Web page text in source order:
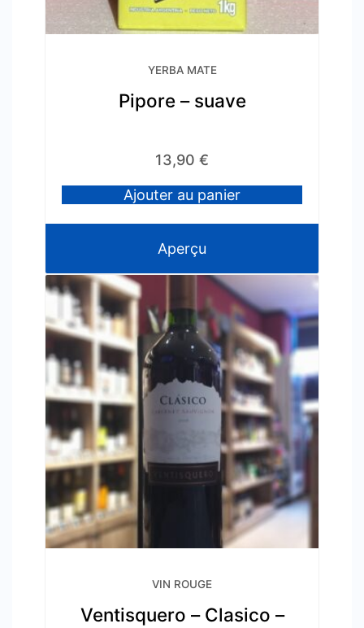
YERBA MATE
Pipore – suave
13,90 €
Ajouter au panier
Aperçu
VIN ROUGE
Ventisquero – Clasico –